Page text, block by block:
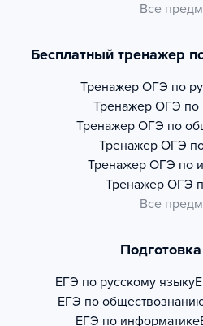
Все
Бесплатный тренажер
Тренажер ОГЭ по
Тренажер ОГЭ по
Тренажер ОГЭ по
Тренажер ОГЭ
Тренажер ОГЭ по
Тренажер ОГЭ
Все
ЕГЭ по русскому языку
ЕГЭ по
ЕГЭ по информатике